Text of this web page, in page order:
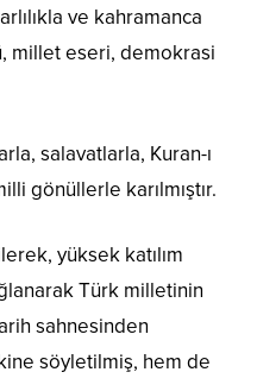
ve kahramanca
millet eseri, demokrasi
salavatlarla, Kuran-ı
gönüllerle karılmıştır.
yüksek katılım
Türk milletinin
sahnesinden
söyletilmiş, hem de